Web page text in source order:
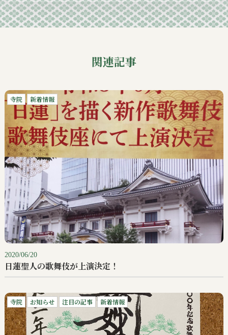
関連記事
寺院 新着情報
2020/06/20
日蓮聖人の歌舞伎が上演決定！
寺院 お知らせ 注目の記事 新着情報